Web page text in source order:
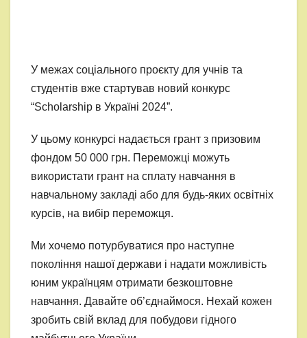
У межах соціального проєкту для учнів та
студентів вже стартував новий конкурс
“Scholarship в Україні 2024”.
У цьому конкурсі надається грант з призовим
фондом 50 000 грн. Переможці можуть
використати грант на сплату навчання в
навчальному закладі або для будь-яких освітніх
курсів, на вибір переможця.
Ми хочемо потурбуватися про наступне
покоління нашої держави і надати можливість
юним українцям отримати безкоштовне
навчання. Давайте об’єднаймося. Нехай кожен
зробить свій вклад для побудови гідного